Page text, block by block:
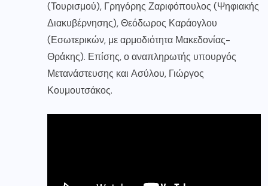
(Τουρισμού), Γρηγόρης Ζαριφόπουλος (Ψηφιακής
Διακυβέρνησης), Θεόδωρος Καράογλου
(Εσωτερικών, με αρμοδιότητα Μακεδονίας-
Θράκης). Επίσης, ο αναπληρωτής υπουργός
Μετανάστευσης και Ασύλου, Γιώργος
Κουμουτσάκος.